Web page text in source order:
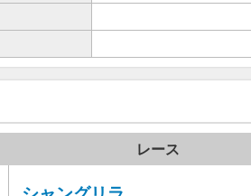
レース